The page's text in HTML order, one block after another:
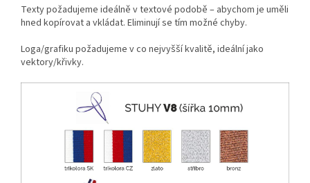
Texty požadujeme ideálně v textové podobě – abychom je uměli
hned kopírovat a vkládat. Eliminují se tím možné chyby.
Loga/grafiku požadujeme v co nejvyšší kvalitě, ideální jako
vektory/křivky.